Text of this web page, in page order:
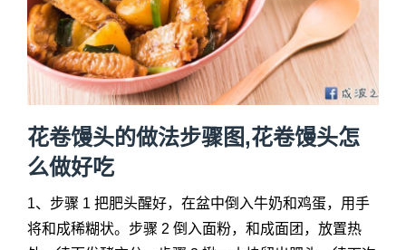
花卷馒头的做法步骤图,花卷馒头怎
么做好吃
1、步骤 1 把肥头醒好，在盆中倒入牛奶和鸡蛋，用手
将和成稀糊状。步骤 2 倒入面粉，和成面团，放置热